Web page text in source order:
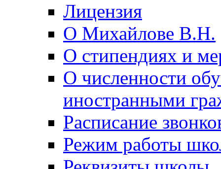
Лицензия
О Михайлове В.Н.
О стипендиях и
О численности
иностранными
Расписание
Режим работы